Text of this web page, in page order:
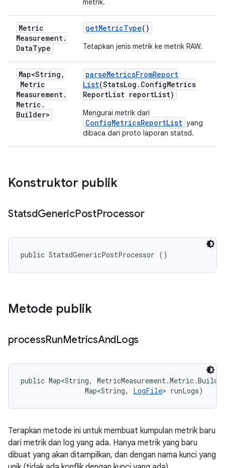
metrik.
Metric
Measurement.
DataType
getMetricType()
Tetapkan jenis metrik ke metrik RAW.
Map<String ,
Metric
Measurement.
Metric .
Builder>
parseMetricsFromReport
List(StatsLog . ConfigMetrics
ReportList reportList)
Mengurai metrik dari
ConfigMetricsReportList yang
dibaca dari proto laporan statsd.
Konstruktor publik
StatsdGenericPostProcessor
public StatsdGenericPostProcessor ()
Metode publik
processRunMetricsAndLogs
public Map<String,
                Map<String,
LogFile> runLogs)
Terapkan metode ini untuk membuat kumpulan metrik baru
dari metrik dan log yang ada. Hanya metrik yang baru
dibuat yang akan ditampilkan, dan dengan nama kunci yang